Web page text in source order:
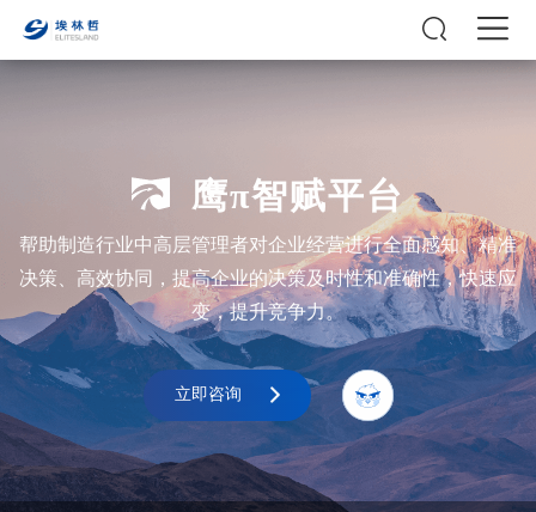
鹰π智赋平台
帮助制造行业中高层管理者对企业经营进行全面感知、精准
决策、高效协同，提高企业的决策及时性和准确性，快速应
变，提升竞争力。
立即咨询